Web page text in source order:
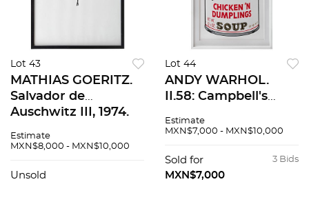
Lot 43
MATHIAS GOERITZ.
Salvador de
Auschwitz III, 1974.
sin número de tiraje.
totales
Estimate
MXN$8,000 - MXN$10,000
Unsold
Lot 44
ANDY WARHOL.
II.58: Campbell's
Dumplings. Con
núm. de tiraje. 88.9 x
58.4 cm medidas
Estimate
MXN$7,000 - MXN$10,000
3 Bids
Sold for
MXN$7,000